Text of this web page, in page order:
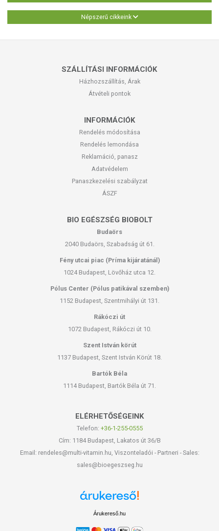
Népszerű cikkeink
SZÁLLÍTÁSI INFORMÁCIÓK
Házhozszállítás, Árak
Átvételi pontok
INFORMÁCIÓK
Rendelés módosítása
Rendelés lemondása
Reklamáció, panasz
Adatvédelem
Panaszkezelési szabályzat
ÁSZF
BIO EGÉSZSÉG BIOBOLT
Budaörs
2040 Budaörs, Szabadság út 61.
Fény utcai piac (Príma kijáratánál)
1024 Budapest, Lövőház utca 12.
Pólus Center (Pólus patikával szemben)
1152 Budapest, Szentmihályi út 131.
Rákóczi út
1072 Budapest, Rákóczi út 10.
Szent István körút
1137 Budapest, Szent István Körút 18.
Bartók Béla
1114 Budapest, Bartók Béla út 71.
ELÉRHETŐSÉGEINK
Telefon: +36-1-255-0555
Cím: 1184 Budapest, Lakatos út 36/B
Email: rendeles@multi-vitamin.hu, Viszonteladói - Partneri - Sales:
sales@bioegeszseg.hu
Árukereső.hu